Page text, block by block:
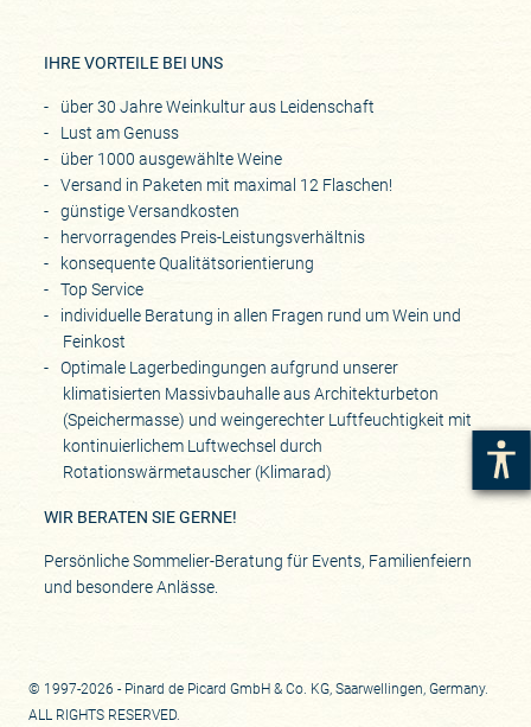
IHRE VORTEILE BEI UNS
über 30 Jahre Weinkultur aus Leidenschaft
Lust am Genuss
über 1000 ausgewählte Weine
Versand in Paketen mit maximal 12 Flaschen!
günstige Versandkosten
hervorragendes Preis-Leistungsverhältnis
konsequente Qualitätsorientierung
Top Service
individuelle Beratung in allen Fragen rund um Wein und
Feinkost
Optimale Lagerbedingungen aufgrund unserer
klimatisierten Massivbauhalle aus Architekturbeton
(Speichermasse) und weingerechter Luftfeuchtigkeit mit
kontinuierlichem Luftwechsel durch
Rotationswärmetauscher (Klimarad)
WIR BERATEN SIE GERNE!
Persönliche Sommelier-Beratung für Events, Familienfeiern
und besondere Anlässe.
© 1997-2026 - Pinard de Picard GmbH & Co. KG, Saarwellingen, Germany.
ALL RIGHTS RESERVED.